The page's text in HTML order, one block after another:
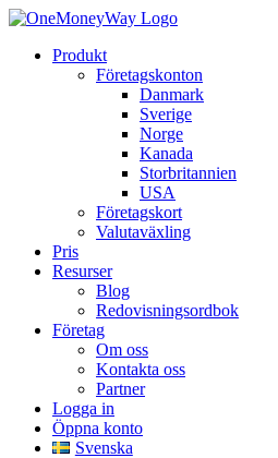
Produkt
Företagskonton
Danmark
Sverige
Norge
Kanada
Storbritannien
USA
Företagskort
Valutaväxling
Pris
Resurser
Blog
Redovisningsordbok
Företag
Om oss
Kontakta oss
Partner
Logga in
Öppna konto
Svenska